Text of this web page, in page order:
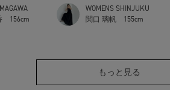
156cm
WOMENS SHINJUKU
関口 璃帆
155cm
もっと見る